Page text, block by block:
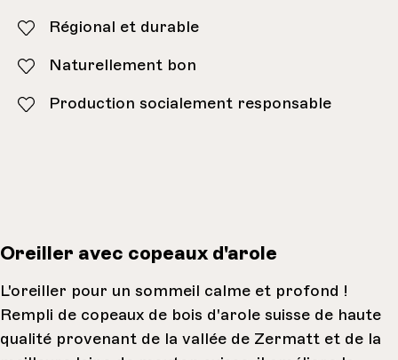
Régional et durable
Naturellement bon
Production socialement responsable
Oreiller avec copeaux d'arole
L'oreiller pour un sommeil calme et profond !
Rempli de copeaux de bois d'arole suisse de haute
qualité provenant de la vallée de Zermatt et de la